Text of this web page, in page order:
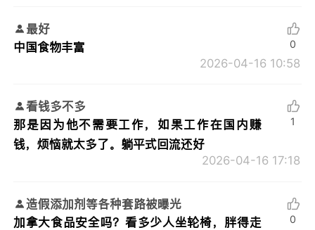
最好
中国食物丰富
2026-04-16 10:58
0
看钱多不多
那是因为他不需要工作，如果工作在国内赚
钱，烦恼就太多了。躺平式回流还好
2026-04-16 17:18
1
造假添加剂等各种套路被曝光
加拿大食品安全吗？看多少人坐轮椅，胖得走
0